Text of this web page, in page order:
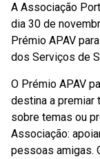
A Associação
dia 30 de
Prémio APAV
dos Serviços de
O Prémio APAV
destina a premiar
sobre temas ou
Associação:
pessoas amigas.